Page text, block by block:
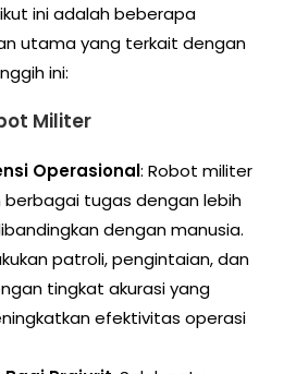
ini adalah beberapa
utama yang terkait dengan
ini:
Militer
Operasional: Robot militer
tugas dengan lebih
dengan manusia.
patroli, pengintaian, dan
tingkat akurasi yang
efektivitas operasi